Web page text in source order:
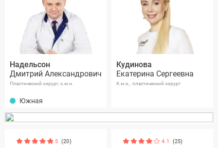
Надельсон
Дмитрий Александрович
Пластический хирург, к.м.н.
Южная
Кудинова
Екатерина Сергеевна
К.м.н, , пластический хирург
5 (20) 4.1 (25)